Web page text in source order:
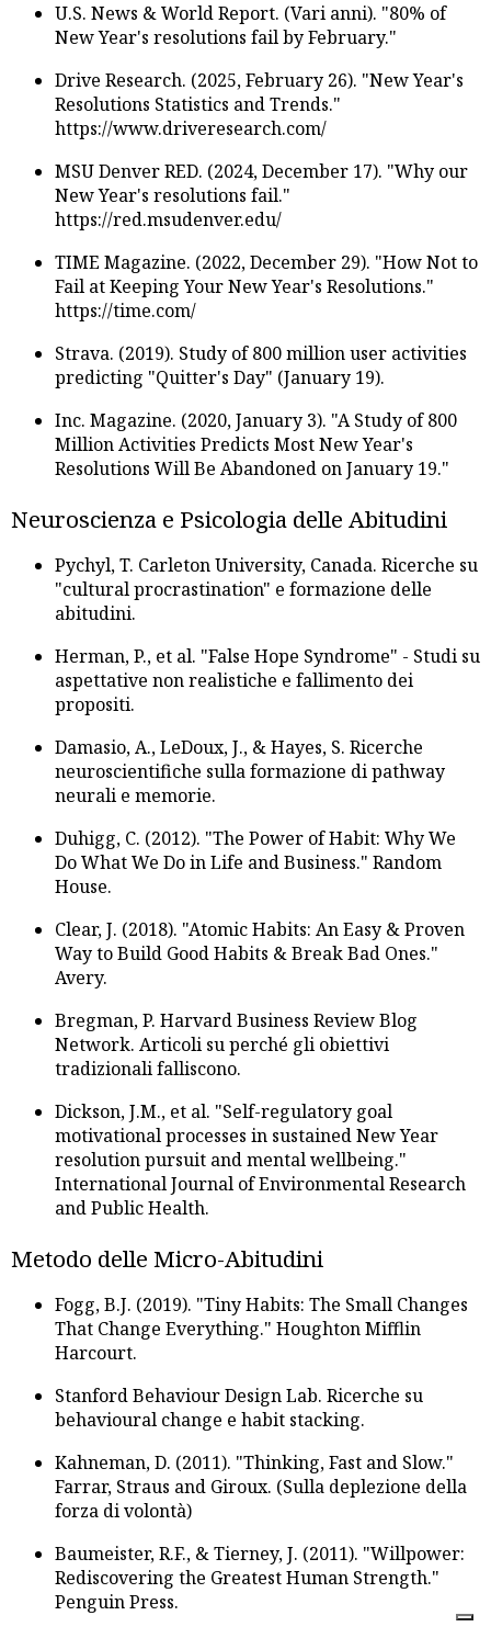
U.S. News & World Report. (Vari anni). "80% of
New Year's resolutions fail by February."
Drive Research. (2025, February 26). "New Year's
Resolutions Statistics and Trends."
https://www.driveresearch.com/
MSU Denver RED. (2024, December 17). "Why our
New Year's resolutions fail."
https://red.msudenver.edu/
TIME Magazine. (2022, December 29). "How Not to
Fail at Keeping Your New Year's Resolutions."
https://time.com/
Strava. (2019). Study of 800 million user activities
predicting "Quitter's Day" (January 19).
Inc. Magazine. (2020, January 3). "A Study of 800
Million Activities Predicts Most New Year's
Resolutions Will Be Abandoned on January 19."
Neuroscienza e Psicologia delle Abitudini
Pychyl, T. Carleton University, Canada. Ricerche su
"cultural procrastination" e formazione delle
abitudini.
Herman, P., et al. "False Hope Syndrome" - Studi su
aspettative non realistiche e fallimento dei
propositi.
Damasio, A., LeDoux, J., & Hayes, S. Ricerche
neuroscientifiche sulla formazione di pathway
neurali e memorie.
Duhigg, C. (2012). "The Power of Habit: Why We
Do What We Do in Life and Business." Random
House.
Clear, J. (2018). "Atomic Habits: An Easy & Proven
Way to Build Good Habits & Break Bad Ones."
Avery.
Bregman, P. Harvard Business Review Blog
Network. Articoli su perché gli obiettivi
tradizionali falliscono.
Dickson, J.M., et al. "Self-regulatory goal
motivational processes in sustained New Year
resolution pursuit and mental wellbeing."
International Journal of Environmental Research
and Public Health.
Metodo delle Micro-Abitudini
Fogg, B.J. (2019). "Tiny Habits: The Small Changes
That Change Everything." Houghton Mifflin
Harcourt.
Stanford Behaviour Design Lab. Ricerche su
behavioural change e habit stacking.
Kahneman, D. (2011). "Thinking, Fast and Slow."
Farrar, Straus and Giroux. (Sulla deplezione della
forza di volontà)
Baumeister, R.F., & Tierney, J. (2011). "Willpower:
Rediscovering the Greatest Human Strength."
Penguin Press.